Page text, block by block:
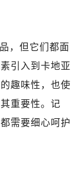
，但它们都面
引入到卡地亚
趣味性，也使
重要性。记
需要细心呵护